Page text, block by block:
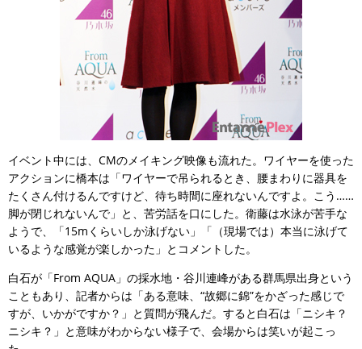
イベント中には、CMのメイキング映像も流れた。ワイヤーを使った
アクションに橋本は「ワイヤーで吊られるとき、腰まわりに器具を
たくさん付けるんですけど、待ち時間に座れないんですよ。こう……
脚が閉じれないんで」と、苦労話を口にした。衛藤は水泳が苦手な
ようで、「15mくらいしか泳げない」「（現場では）本当に泳げて
いるような感覚が楽しかった」とコメントした。
白石が「From AQUA」の採水地・谷川連峰がある群馬県出身という
こともあり、記者からは「ある意味、“故郷に錦”をかざった感じで
すが、いかがですか？」と質問が飛んだ。すると白石は「ニシキ？
ニシキ？」と意味がわからない様子で、会場からは笑いが起こっ